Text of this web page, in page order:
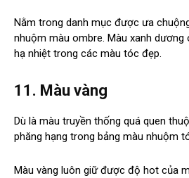
Nằm trong danh mục được ưa
nhuộm màu ombre. Màu xanh
hạ nhiệt trong các màu tóc đẹp.
11. Màu vàng
Dù là màu truyền thống quá quen
phăng hạng trong bảng màu nhuộm
Màu vàng luôn giữ được độ hot của